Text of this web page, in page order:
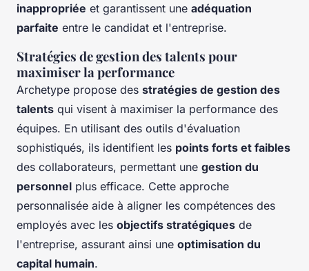
inappropriée et garantissent une adéquation
parfaite entre le candidat et l'entreprise.
Stratégies de gestion des talents pour
maximiser la performance
Archetype propose des stratégies de gestion des
talents qui visent à maximiser la performance des
équipes. En utilisant des outils d'évaluation
sophistiqués, ils identifient les points forts et faibles
des collaborateurs, permettant une gestion du
personnel plus efficace. Cette approche
personnalisée aide à aligner les compétences des
employés avec les objectifs stratégiques de
l'entreprise, assurant ainsi une optimisation du
capital humain.